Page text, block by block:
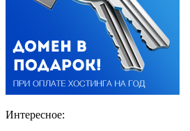
Интересное: